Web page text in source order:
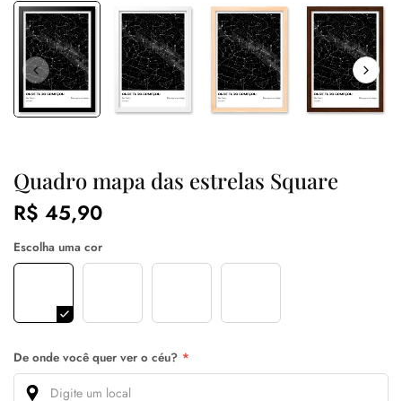
Quadro mapa das estrelas Square
R$ 45,90
Escolha uma cor
De onde você quer ver o céu? *